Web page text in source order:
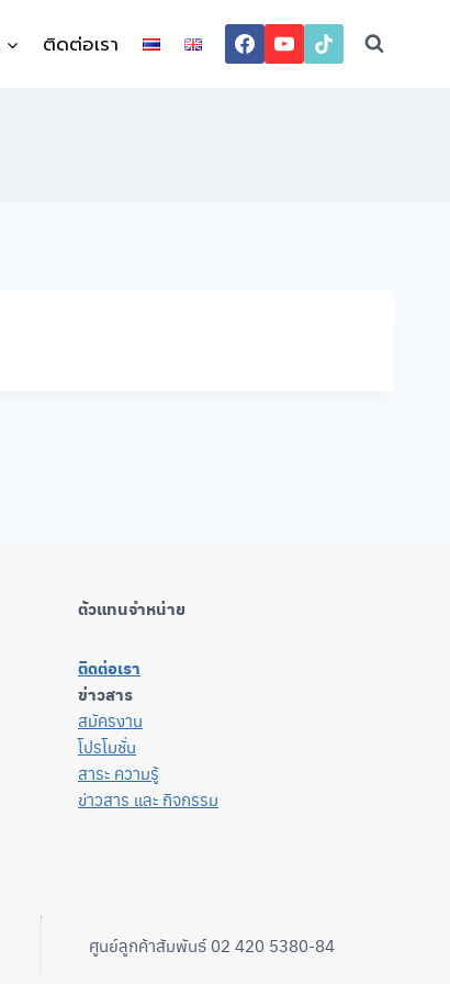
ติดต่อเรา
ตัวแทนจำหน่าย
ติดต่อเรา
ข่าวสาร
สมัครงาน
โปรโมชั่น
สาระ ความรู้
ข่าวสาร และ กิจกรรม
ศูนย์ลูกค้าสัมพันธ์ 02 420 5380-84